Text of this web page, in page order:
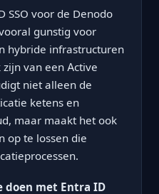
SSO voor de Denodo
gunstig voor
hybride infrastructuren
van een Active
niet alleen de
ketens en
maar maakt het ook
op te lossen die
doen met Entra ID